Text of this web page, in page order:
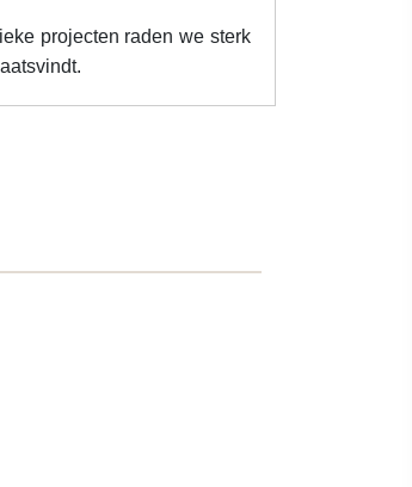
projecten raden we sterk